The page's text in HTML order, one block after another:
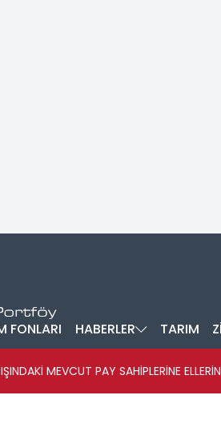
FONLARI HABERLER TARIM
MEVCUT PAY SAHİPLERİNE